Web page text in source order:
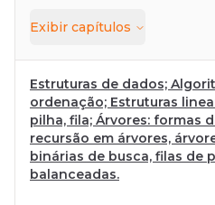
Exibir capítulos
Estruturas de dados;
ordenação; Estruturas
pilha, fila; Árvores: formas
recursão em árvores,
binárias de busca, filas de
balanceadas.